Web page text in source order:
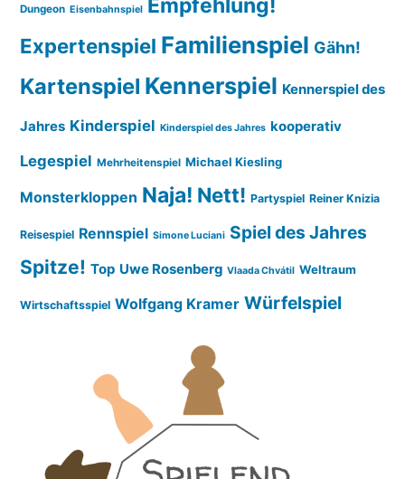
Dungeon Eisenbahnspiel Empfehlung!
Expertenspiel Familienspiel Gähn!
Kartenspiel Kennerspiel Kennerspiel des
Jahres Kinderspiel Kinderspiel des Jahres kooperativ
Legespiel Mehrheitenspiel Michael Kiesling
Monsterkloppen Naja! Nett! Partyspiel Reiner Knizia
Reisespiel Rennspiel Simone Luciani Spiel des Jahres
Spitze! Top Uwe Rosenberg Vlaada Chvátil Weltraum
Wirtschaftsspiel Wolfgang Kramer Würfelspiel